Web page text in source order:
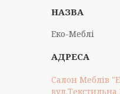
Еко-Меблі
Салон Меблів
вул.Текстильна